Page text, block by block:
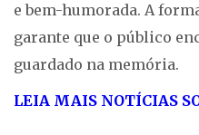
e bem-humorada. A
garante que o público
guardado na memória.
LEIA MAIS NOTÍCIAS